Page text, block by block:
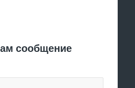
сообщение